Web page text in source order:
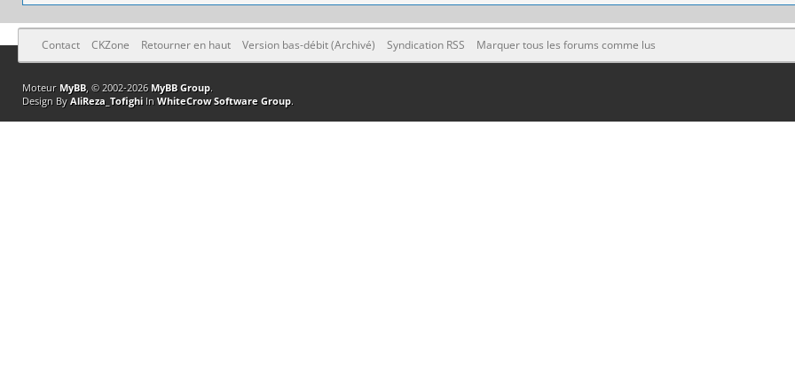
Contact CKZone Retourner en haut Version bas-débit (Archivé) Syndication RSS Marquer tous les forums comme lus
Moteur MyBB, © 2002-2026 MyBB Group.
Design By AliReza_TofighiIn WhiteCrow Software Group.